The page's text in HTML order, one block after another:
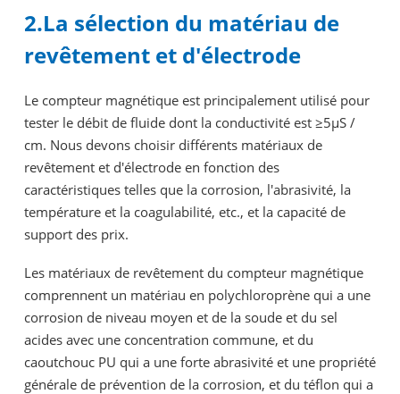
2.La sélection du matériau de
revêtement et d'électrode
Le compteur magnétique est principalement utilisé pour
tester le débit de fluide dont la conductivité est ≥5μS /
cm. Nous devons choisir différents matériaux de
revêtement et d'électrode en fonction des
caractéristiques telles que la corrosion, l'abrasivité, la
température et la coagulabilité, etc., et la capacité de
support des prix.
Les matériaux de revêtement du compteur magnétique
comprennent un matériau en polychloroprène qui a une
corrosion de niveau moyen et de la soude et du sel
acides avec une concentration commune, et du
caoutchouc PU qui a une forte abrasivité et une propriété
générale de prévention de la corrosion, et du téflon qui a